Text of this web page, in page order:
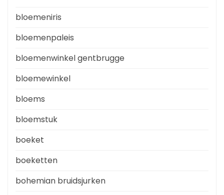
bloemeniris
bloemenpaleis
bloemenwinkel gentbrugge
bloemewinkel
bloems
bloemstuk
boeket
boeketten
bohemian bruidsjurken